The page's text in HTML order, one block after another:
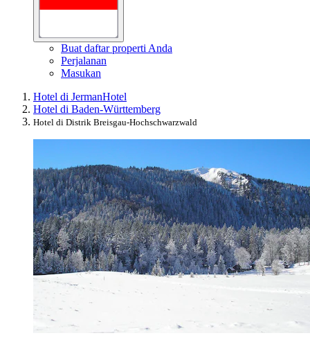
Buat daftar properti Anda
Perjalanan
Masukan
Hotel di JermanHotel
Hotel di Baden-Württemberg
Hotel di Distrik Breisgau-Hochschwarzwald